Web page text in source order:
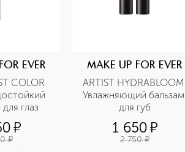
EVER
COLOR
глаз
¤
¤
MAKE UP FOR EVER
ARTIST HYDRABLOOM
Увлажняющий бальзам
для губ
1 650¤
2 750 ¤